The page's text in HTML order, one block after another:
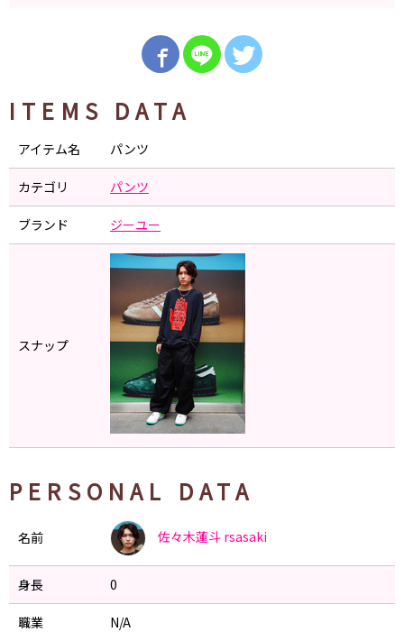
ITEMS DATA
アイテム名 パンツ
カテゴリ パンツ
ブランド ジーユー
スナップ
PERSONAL DATA
名前 佐々木蓮斗 rsasaki
身長 0
職業 N/A